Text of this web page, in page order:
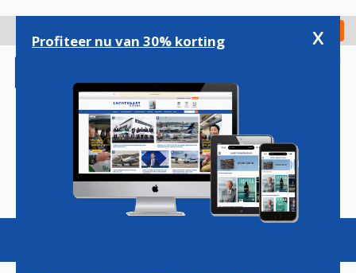
gaan
Check in
Magazine Podcasts Vacatures
Profiteer nu van 30% korting x